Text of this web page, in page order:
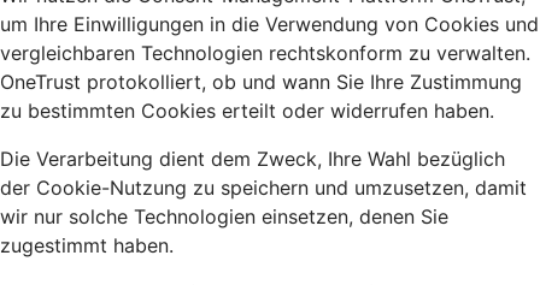
um Ihre Einwilligungen in die Verwendung von Cookies und
vergleichbaren Technologien rechtskonform zu verwalten.
OneTrust protokolliert, ob und wann Sie Ihre Zustimmung
zu bestimmten Cookies erteilt oder widerrufen haben.
Die Verarbeitung dient dem Zweck, Ihre Wahl bezüglich
der Cookie-Nutzung zu speichern und umzusetzen, damit
wir nur solche Technologien einsetzen, denen Sie
zugestimmt haben.